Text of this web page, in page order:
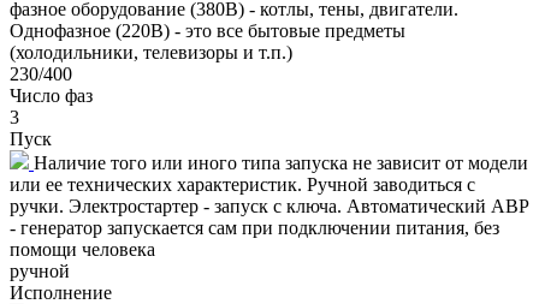
фазное оборудование (380В) - котлы, тены, двигатели.
Однофазное (220В) - это все бытовые предметы
(холодильники, телевизоры и т.п.)
230/400
Число фаз
3
Пуск
Наличие того или иного типа запуска не зависит от модели
или ее технических характеристик. Ручной заводиться с
ручки. Электростартер - запуск с ключа. Автоматический АВР
- генератор запускается сам при подключении питания, без
помощи человека
ручной
Исполнение